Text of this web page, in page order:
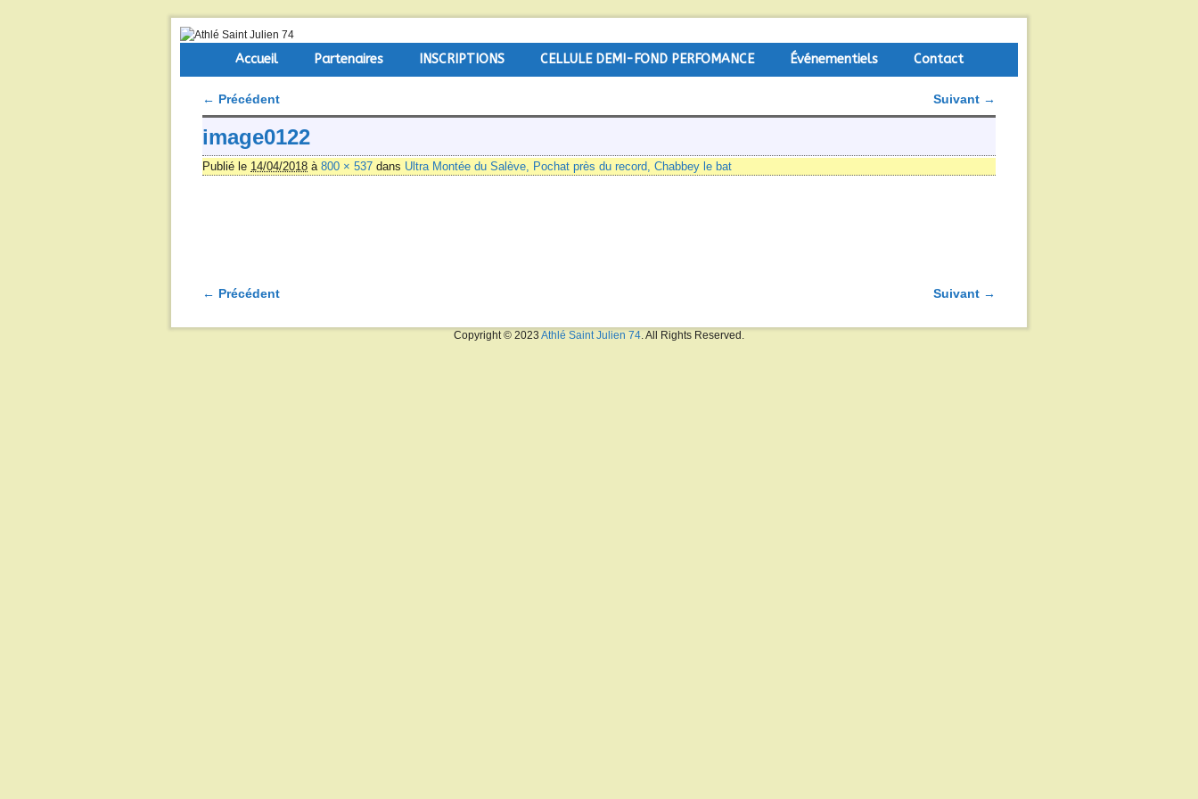
Skip to primary content
Aller au contenu secondaire
Accueil Partenaires INSCRIPTIONS CELLULE DEMI-FOND PERFOMANCE Événementiels Contact
Navigation des images
← Précédent Suivant →
image0122
Publié le 14/04/2018 à 800 × 537 dans Ultra Montée du Salève, Pochat près du record, Chabbey le bat
Navigation des images
← Précédent Suivant →
Copyright © 2023 Athlé Saint Julien 74 . All Rights Reserved.